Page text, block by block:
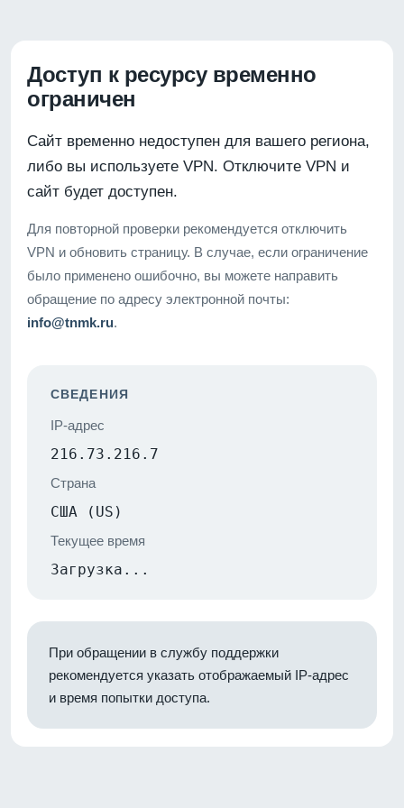
Доступ к ресурсу временно
ограничен
Сайт временно недоступен для вашего региона,
либо вы используете VPN. Отключите VPN и
сайт будет доступен.
Для повторной проверки рекомендуется отключить
VPN и обновить страницу. В случае, если ограничение
было применено ошибочно, вы можете направить
обращение по адресу электронной почты:
info@tnmk.ru.
СВЕДЕНИЯ
IP-адрес
216.73.216.7
Страна
США (US)
Текущее время
Загрузка...
При обращении в службу поддержки
рекомендуется указать отображаемый IP-адрес
и время попытки доступа.